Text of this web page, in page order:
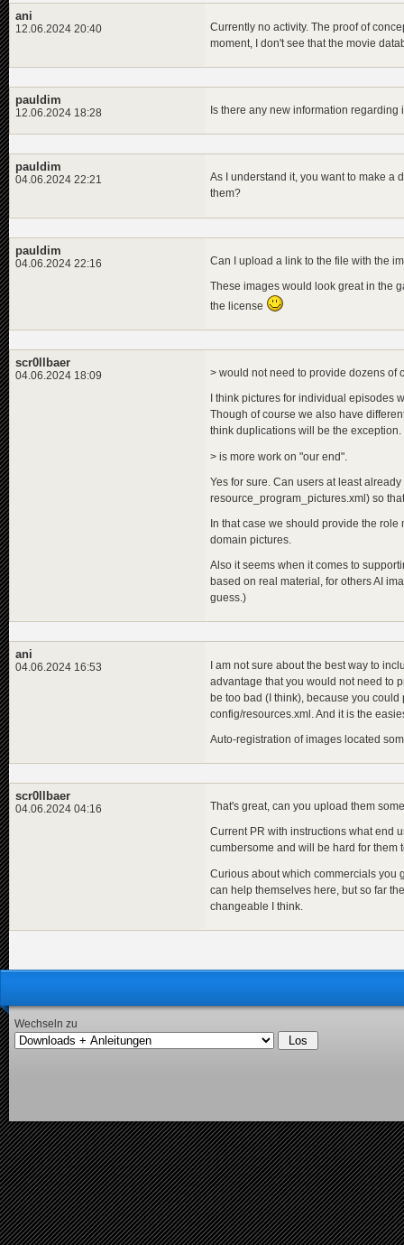
ani
12.06.2024 20:40
Currently no activity. The proof of
moment, I don't see that the movie
pauldim
12.06.2024 18:28 Is there any new information
pauldim
04.06.2024 22:21
As I understand it, you want to make a
them?
pauldim
04.06.2024 22:16 Can I upload a link to the file with the
These images would look great in the
the license
scr0llbaer
04.06.2024 18:09 > would not need to provide dozens of
I think pictures for individual episodes
Though of course we also have
think duplications will be the exception.
> is more work on "our end".
Yes for sure. Can users at least
resource_program_pictures.xml) so
In that case we should provide the
domain pictures.
Also it seems when it comes to
based on real material, for others AI
guess.)
ani
04.06.2024 16:53
I am not sure about the best way to
advantage that you would not need to
be too bad (I think), because you
config/resources.xml. And it is the
Auto-registration of images located
scr0llbaer
04.06.2024 04:16 That's great, can you upload them
Current PR with instructions what end
cumbersome and will be hard for them
Curious about which commercials you
can help themselves here, but so far
changeable I think.
Wechseln zu